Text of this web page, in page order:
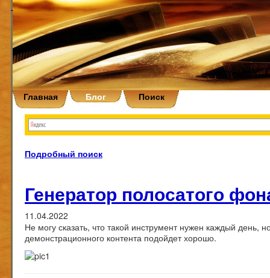
Главная Блог Поиск
Подробный поиск
Генератор полосатого
11.04.2022
Не могу сказать, что такой инструмент нужен каждый
демонстрационного контента подойдет хорошо.